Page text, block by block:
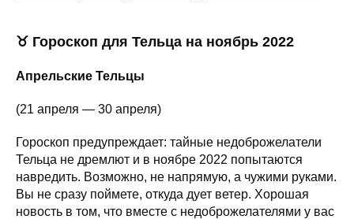
♉ Гороскоп для Тельца на ноябрь 2022
Апрельские Тельцы
(21 апреля — 30 апреля)
Гороскоп предупреждает: тайные недоброжелатели
Тельца не дремлют и в ноябре 2022 попытаются
навредить. Возможно, не напрямую, а чужими руками.
Вы не сразу поймете, откуда дует ветер. Хорошая
новость в том, что вместе с недоброжелателями у вас